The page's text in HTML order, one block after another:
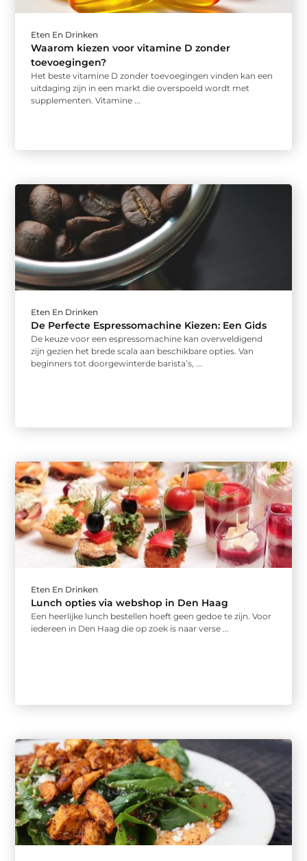
Eten En Drinken
Waarom kiezen voor vitamine D zonder
toevoegingen?
Het beste vitamine D zonder toevoegingen vinden kan een
uitdaging zijn in een markt die overspoeld wordt met
supplementen. Vitamine ...
Eten En Drinken
De Perfecte Espressomachine Kiezen: Een Gids
De keuze voor een espressomachine kan overweldigend
zijn gezien het brede scala aan beschikbare opties. Van
beginners tot doorgewinterde barista’s, ...
Eten En Drinken
Lunch opties via webshop in Den Haag
Een heerlijke lunch bestellen hoeft geen gedoe te zijn. Voor
iedereen in Den Haag die op zoek is naar verse ...